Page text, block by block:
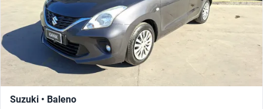
Suzuki • Baleno